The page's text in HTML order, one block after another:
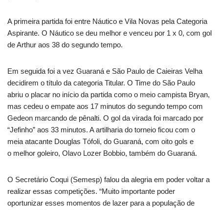
A primeira partida foi entre Náutico e Vila Novas pela Categoria
Aspirante. O Náutico se deu melhor e venceu por 1 x 0, com gol
de Arthur aos 38 do segundo tempo.
Em seguida foi a vez Guaraná e São Paulo de Caieiras Velha
decidirem o título da categoria Titular. O Time do São Paulo
abriu o placar no início da partida como o meio campista Bryan,
mas cedeu o empate aos 17 minutos do segundo tempo com
Gedeon marcando de pênalti. O gol da virada foi marcado por
“Jefinho” aos 33 minutos. A artilharia do torneio ficou com o
meia atacante Douglas Tófoli, do Guaraná, com oito gols e
o melhor goleiro, Olavo Lozer Bobbio, também do Guaraná.
O Secretário Coqui (Semesp) falou da alegria em poder voltar a
realizar essas competições. “Muito importante poder
oportunizar esses momentos de lazer para a população de